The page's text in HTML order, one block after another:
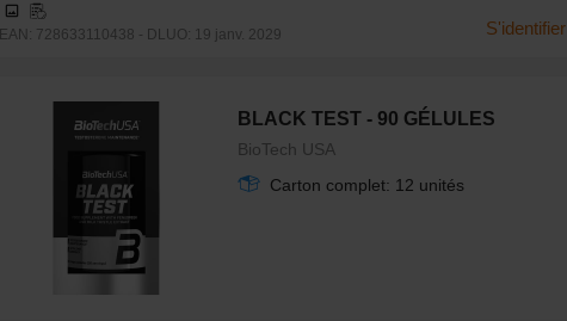
EAN: 728633110438 - DLUO: 19 janv. 2029 S'identifier
BLACK TEST - 90 GÉLULES
BioTech USA
Carton complet: 12 unités